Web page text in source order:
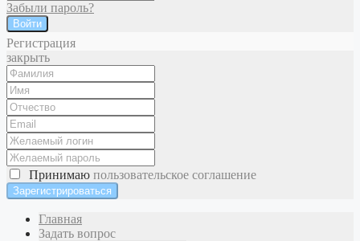
Забыли пароль?
Войти
Регистрация
закрыть
Принимаю пользовательское соглашение
Главная
Задать вопрос